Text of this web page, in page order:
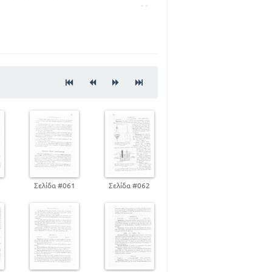
14
22
25
28
31
32
35
37
56
66
78
Σελίδα #061 Σελίδα #062